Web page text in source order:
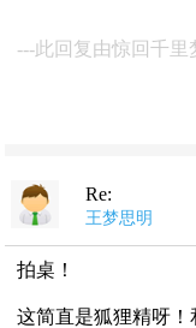
---此回复由惊回千里
Re:
王梦思明
拍桌！
这简直是狐狸精呀